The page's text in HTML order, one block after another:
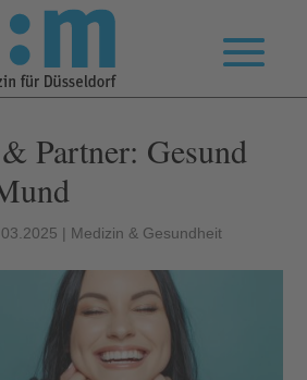
Partner: Gesund
| Medizin & Gesundheit